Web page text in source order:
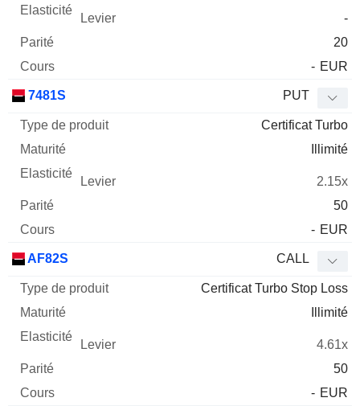
-
20
- EUR
7481S PUT
Certificat Turbo
Illimité
2.15x
50
- EUR
AF82S CALL
Certificat Turbo Stop Loss
Illimité
4.61x
50
- EUR